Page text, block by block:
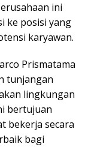
ini
ke posisi yang
karyawan.
Prismatama
tunjangan
lingkungan
bertujuan
bekerja secara
bagi